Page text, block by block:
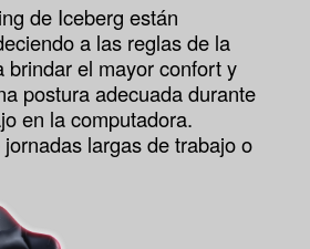
de Iceberg están
a las reglas de la
brindar el mayor confort y
postura adecuada durante
en la computadora.
largas de trabajo o